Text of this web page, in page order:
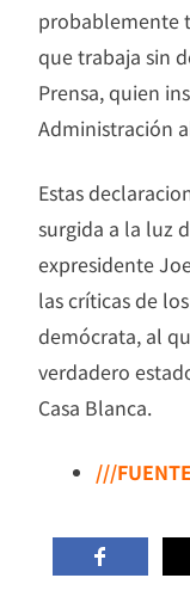
probablemente
que trabaja sin
Prensa, quien
Administración
Estas
surgida a la luz
expresidente
las críticas de
demócrata, al
verdadero
Casa Blanca.
///